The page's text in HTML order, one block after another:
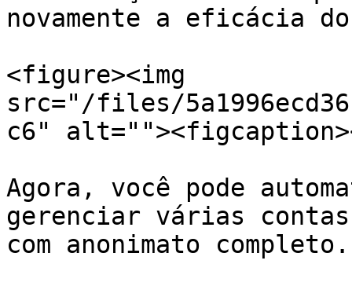
novamente a eficácia
<figure><img
src="/files/
c6"
Agora, você pode
gerenciar várias
com anonimato completo.